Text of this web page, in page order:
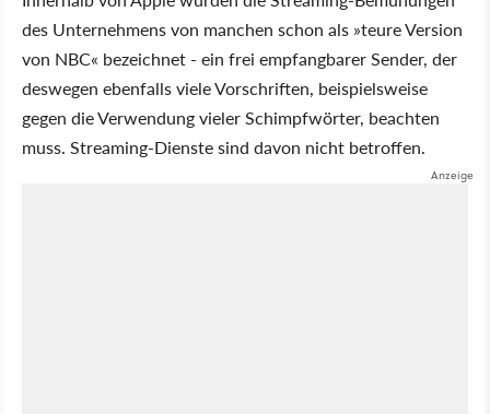
des Unternehmens von manchen schon als »teure Version
von NBC« bezeichnet - ein frei empfangbarer Sender, der
deswegen ebenfalls viele Vorschriften, beispielsweise
gegen die Verwendung vieler Schimpfwörter, beachten
muss. Streaming-Dienste sind davon nicht betroffen.